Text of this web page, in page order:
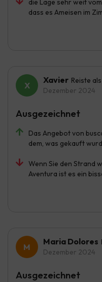
die Lage sehr weit
dass es Ameisen im
Xavier Reiste
Dezember 2024
Das Angebot von
dem, was gekauft
Wenn Sie den Strand
Aventura ist es ein
Ausgezeichnet
Maria Dolores
Dezember 2024
Ausgezeichnet